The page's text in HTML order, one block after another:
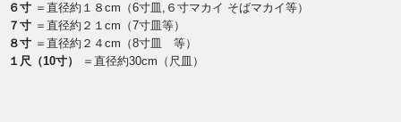
６寸 ＝直径約１８cm（6寸皿,６寸マカイ そばマカイ等）
７寸 ＝直径約２１cm（7寸皿等）
８寸 ＝直径約２４cm（8寸皿 等）
１尺（10寸）
＝直径約30cm（尺皿）